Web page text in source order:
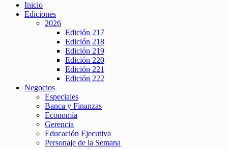
Inicio
Ediciones
2026
Edición 217
Edición 218
Edición 219
Edición 220
Edición 221
Edición 222
Negocios
Especiales
Banca y Finanzas
Economía
Gerencia
Educación Ejecutiva
Personaje de la Semana